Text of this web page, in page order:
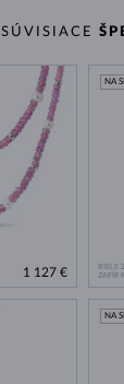
SÚVISIACE
1 127 €
BIELE
ZAFÍR
NA
NA